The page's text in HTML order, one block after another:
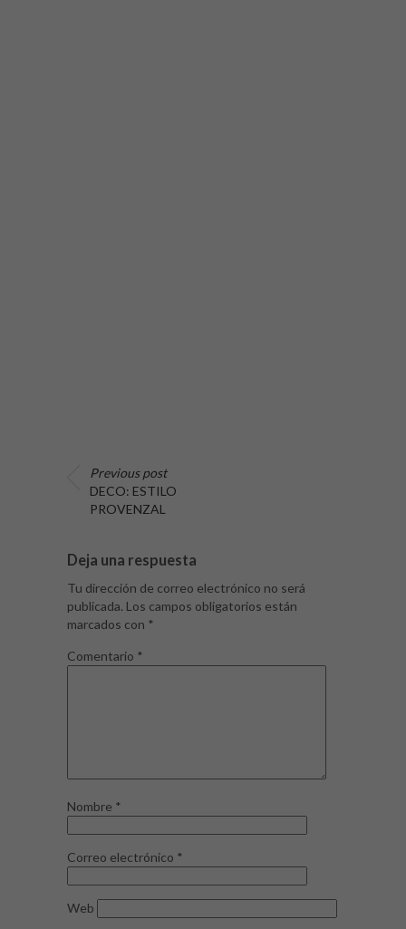
Previous post
DECO: ESTILO
PROVENZAL
Deja una respuesta
Tu dirección de correo electrónico no será
publicada. Los campos obligatorios están
marcados con *
Comentario *
Nombre *
Correo electrónico *
Web